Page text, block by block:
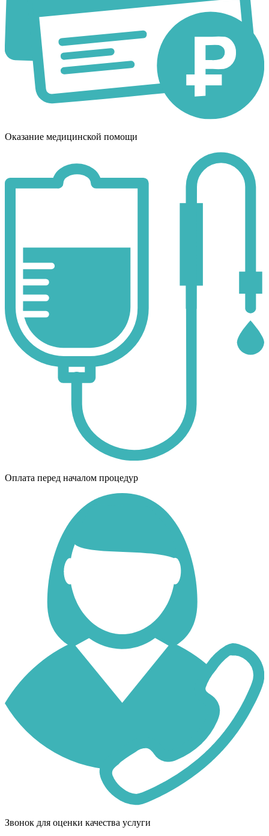
Оказание медицинской помощи
Оплата перед началом процедур
Звонок для оценки качества услуги